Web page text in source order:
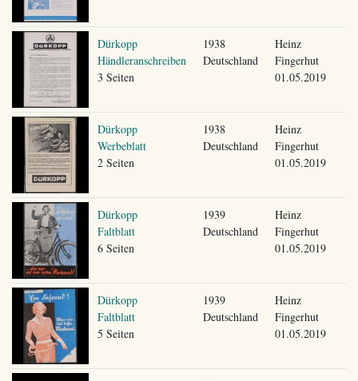
Dürkopp
Händleranschreiben
3 Seiten
1938
Deutschland
Heinz
Fingerhut
01.05.2019
Dürkopp
Werbeblatt
2 Seiten
1938
Deutschland
Heinz
Fingerhut
01.05.2019
Dürkopp
Faltblatt
6 Seiten
1939
Deutschland
Heinz
Fingerhut
01.05.2019
Dürkopp
Faltblatt
5 Seiten
1939
Deutschland
Heinz
Fingerhut
01.05.2019